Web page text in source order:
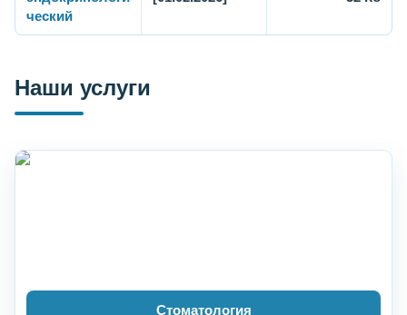
ческий
Наши услуги
Стоматология